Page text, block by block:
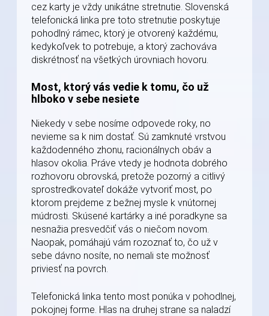
cez karty je vždy unikátne stretnutie. Slovenská
telefonická linka pre toto stretnutie poskytuje
pohodlný rámec, ktorý je otvorený každému,
kedykoľvek to potrebuje, a ktorý zachováva
diskrétnosť na všetkých úrovniach hovoru.
Most, ktorý vás vedie k tomu, čo už
hlboko v sebe nesiete
Niekedy v sebe nosíme odpovede roky, no
nevieme sa k nim dostať. Sú zamknuté vrstvou
každodenného zhonu, racionálnych obáv a
hlasov okolia. Práve vtedy je hodnota dobrého
rozhovoru obrovská, pretože pozorný a citlivý
sprostredkovateľ dokáže vytvoriť most, po
ktorom prejdeme z bežnej mysle k vnútornej
múdrosti. Skúsené kartárky a iné poradkyne sa
nesnažia presvedčiť vás o niečom novom.
Naopak, pomáhajú vám rozoznať to, čo už v
sebe dávno nosíte, no nemali ste možnosť
priviesť na povrch.
Telefonická linka tento most ponúka v pohodlnej,
pokojnej forme. Hlas na druhej strane sa naladzí